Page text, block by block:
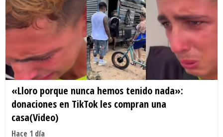
«Lloro porque nunca hemos tenido nada»:
donaciones en TikTok les compran una
casa(Video)
Hace 1 día